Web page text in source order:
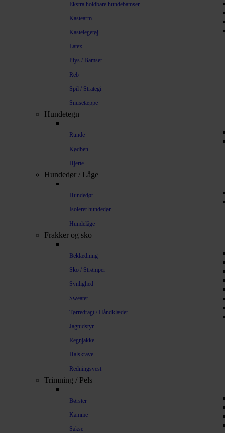
Ekstra holdbare hundebamser
Kastearm
Kastelegetøj
Latex
Plys / Bamser
Reb
Spil / Strategi
Snusetæppe
Hundetegn
Runde
Kødben
Hjerte
Hundedør / Låge
Hundedør
Isoleret hundedør
Hundelåge
Frakker og sko
Beklædning
Sko / Strømper
Synlighed
Sweater
Tørredragt / Håndklæder
Jagtudstyr
Regnjakke
Halskrave
Redningsvest
Trimning / Pels
Børster
Kamme
Sakse